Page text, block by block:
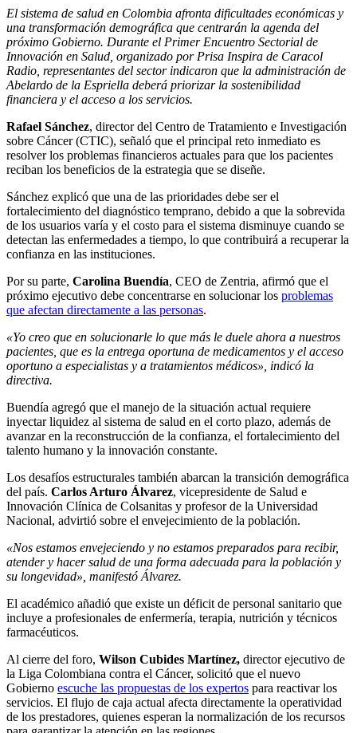
El sistema de salud en Colombia afronta dificultades económicas y
una transformación demográfica que centrarán la agenda del
próximo Gobierno. Durante el Primer Encuentro Sectorial de
Innovación en Salud, organizado por Prisa Inspira de Caracol
Radio, representantes del sector indicaron que la administración de
Abelardo de la Espriella deberá priorizar la sostenibilidad
financiera y el acceso a los servicios.
Rafael Sánchez, director del Centro de Tratamiento e Investigación
sobre Cáncer (CTIC), señaló que el principal reto inmediato es
resolver los problemas financieros actuales para que los pacientes
reciban los beneficios de la estrategia que se diseñe.
Sánchez explicó que una de las prioridades debe ser el
fortalecimiento del diagnóstico temprano, debido a que la sobrevida
de los usuarios varía y el costo para el sistema disminuye cuando se
detectan las enfermedades a tiempo, lo que contribuirá a recuperar la
confianza en las instituciones.
Por su parte, Carolina Buendía, CEO de Zentria, afirmó que el
próximo ejecutivo debe concentrarse en solucionar los problemas
que afectan directamente a las personas.
«Yo creo que en solucionarle lo que más le duele ahora a nuestros
pacientes, que es la entrega oportuna de medicamentos y el acceso
oportuno a especialistas y a tratamientos médicos», indicó la
directiva.
Buendía agregó que el manejo de la situación actual requiere
inyectar liquidez al sistema de salud en el corto plazo, además de
avanzar en la reconstrucción de la confianza, el fortalecimiento del
talento humano y la innovación constante.
Los desafíos estructurales también abarcan la transición demográfica
del país. Carlos Arturo Álvarez, vicepresidente de Salud e
Innovación Clínica de Colsanitas y profesor de la Universidad
Nacional, advirtió sobre el envejecimiento de la población.
«Nos estamos envejeciendo y no estamos preparados para recibir,
atender y hacer salud de una forma adecuada para la población y
su longevidad», manifestó Álvarez.
El académico añadió que existe un déficit de personal sanitario que
incluye a profesionales de enfermería, terapia, nutrición y técnicos
farmacéuticos.
Al cierre del foro, Wilson Cubides Martínez, director ejecutivo de
la Liga Colombiana contra el Cáncer, solicitó que el nuevo
Gobierno escuche las propuestas de los expertos para reactivar los
servicios. El flujo de caja actual afecta directamente la operatividad
de los prestadores, quienes esperan la normalización de los recursos